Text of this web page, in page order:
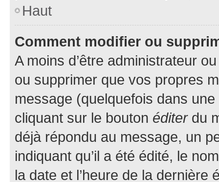
Haut
Comment modifier ou
A moins d’être administrateur
ou supprimer que vos propres
message (quelquefois dans
cliquant sur le bouton éditerdu
déjà répondu au message, un
indiquant qu’il a été édité, le
la date et l’heure de la dernière